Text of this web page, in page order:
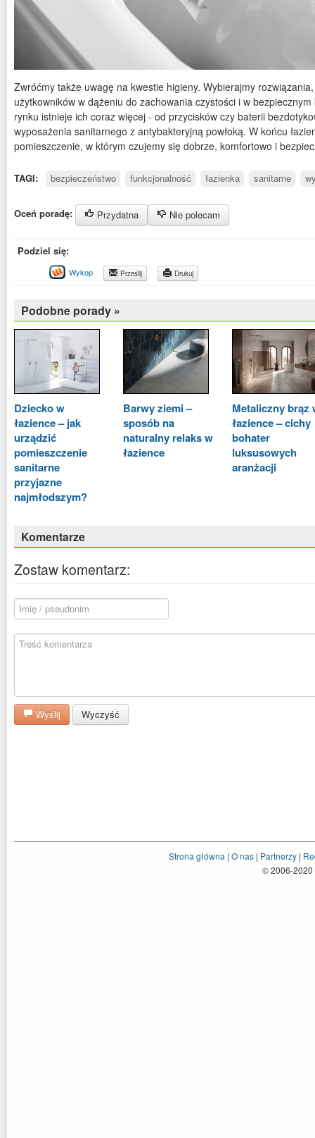
Zwróćmy także uwagę na kwestie higieny. Wybierajmy
użytkowników w dążeniu do zachowania czystości i w bezpiecznym
rynku istnieje ich coraz więcej - od przycisków czy baterii
wyposażenia sanitarnego z antybakteryjną powłoką. W końcu
pomieszczenie, w którym czujemy się dobrze, komfortowo i
TAGI: bezpieczeństwo funkcjonalność łazienka sanitarne
Oceń poradę: Przydatna Nie polecam
Podziel się:
Wykop Prześlij Drukuj
Podobne porady »
Dziecko w
łazience – jak
urządzić
pomieszczenie
sanitarne
przyjazne
najmłodszym?
Barwy ziemi –
sposób na
naturalny relaks w
łazience
Metaliczny brąz
łazience – cichy
bohater
luksusowych
aranżacji
Komentarze
Zostaw komentarz:
Wyślij Wyczyść
Strona główna | O nas| Partnerzy|
© 2006-2020